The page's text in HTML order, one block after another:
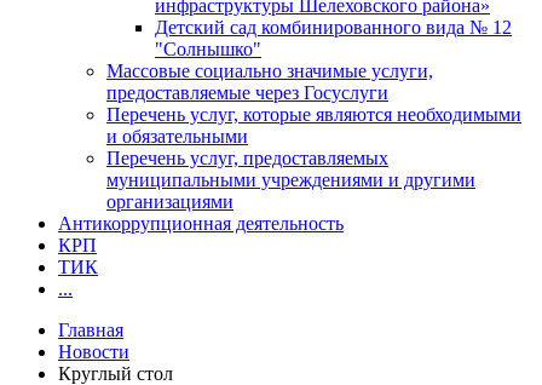
инфраструктуры Шелеховского района»
Детский сад комбинированного вида № 12
"Солнышко"
Массовые социально значимые услуги,
предоставляемые через Госуслуги
Перечень услуг, которые являются необходимыми
и обязательными
Перечень услуг, предоставляемых
муниципальными учреждениями и другими
организациями
Антикоррупционная деятельность
КРП
ТИК
...
Главная
Новости
Круглый стол